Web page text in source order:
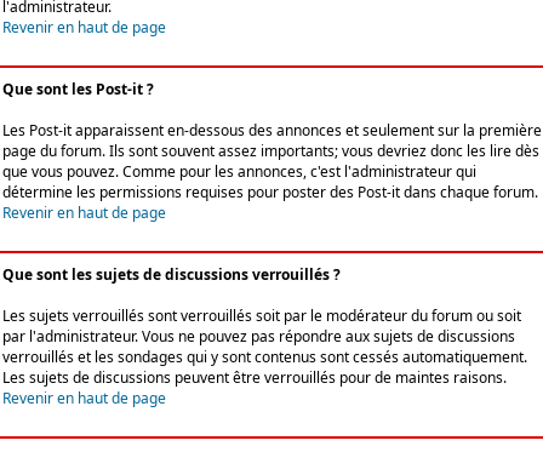
l'administrateur.
Revenir en haut de page
Que sont les Post-it ?
Les Post-it apparaissent en-dessous des annonces et seulement sur la première
page du forum. Ils sont souvent assez importants; vous devriez donc les lire dès
que vous pouvez. Comme pour les annonces, c'est l'administrateur qui
détermine les permissions requises pour poster des Post-it dans chaque forum.
Revenir en haut de page
Que sont les sujets de discussions verrouillés ?
Les sujets verrouillés sont verrouillés soit par le modérateur du forum ou soit
par l'administrateur. Vous ne pouvez pas répondre aux sujets de discussions
verrouillés et les sondages qui y sont contenus sont cessés automatiquement.
Les sujets de discussions peuvent être verrouillés pour de maintes raisons.
Revenir en haut de page